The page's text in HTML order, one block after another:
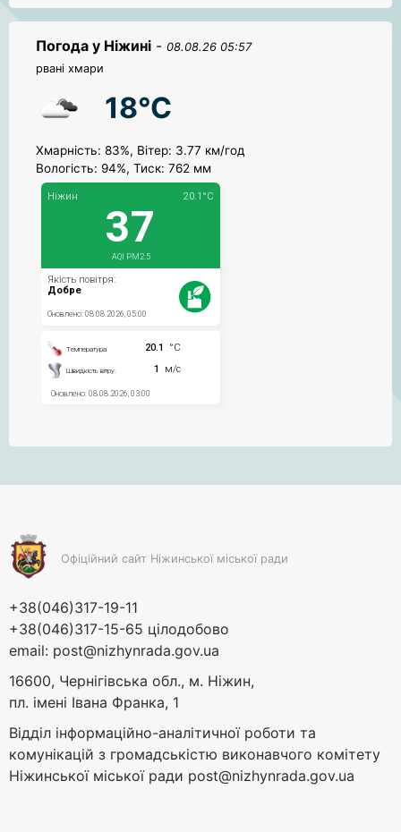
Погода у Ніжині - 08.08.26 05:57
рвані хмари
18°C
Хмарність: 83%, Вітер: 3.77 км/год
Вологість: 94%, Тиск: 762 мм
Офіційний сайт Ніжинської міської ради
+38(046)317-19-11
+38(046)317-15-65 цілодобово
email: post@nizhynrada.gov.ua
16600, Чернігівська обл., м. Ніжин,
пл. імені Івана Франка, 1
Відділ інформаційно-аналітичної роботи та
комунікацій з громадськістю виконавчого комітету
Ніжинської міської ради post@nizhynrada.gov.ua